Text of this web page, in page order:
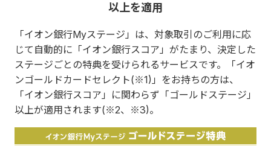
以上を適用
「イオン銀行Myステージ」は、対象取引のご利用に応
じて自動的に「イオン銀行スコア」がたまり、決定した
ステージごとの特典を受けられるサービスです。「イオ
ンゴールドカードセレクト(※1)」をお持ちの方は、
「イオン銀行スコア」に関わらず「ゴールドステージ」
以上が適用されます(※2、※3)。